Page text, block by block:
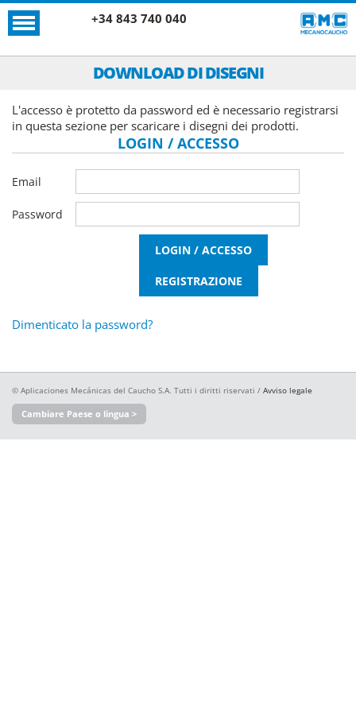
+34 843 740 040
DOWNLOAD DI DISEGNI
L'accesso è protetto da password ed è necessario registrarsi
in questa sezione per scaricare i disegni dei prodotti.
LOGIN / ACCESSO
Email
Password
Dimenticato la password?
© Aplicaciones Mecánicas del Caucho S.A. Tutti i diritti riservati / Avviso legale
Cambiare Paese o lingua >